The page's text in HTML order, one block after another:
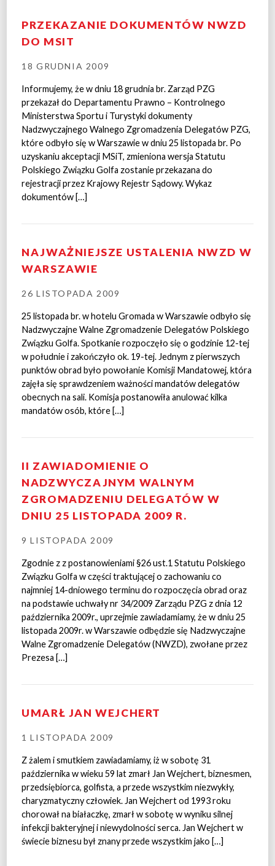
PRZEKAZANIE DOKUMENTÓW NWZD
DO MSIT
18 GRUDNIA 2009
Informujemy, że w dniu 18 grudnia br. Zarząd PZG
przekazał do Departamentu Prawno – Kontrolnego
Ministerstwa Sportu i Turystyki dokumenty
Nadzwyczajnego Walnego Zgromadzenia Delegatów PZG,
które odbyło się w Warszawie w dniu 25 listopada br. Po
uzyskaniu akceptacji MSiT, zmieniona wersja Statutu
Polskiego Związku Golfa zostanie przekazana do
rejestracji przez Krajowy Rejestr Sądowy. Wykaz
dokumentów […]
NAJWAŻNIEJSZE USTALENIA NWZD W
WARSZAWIE
26 LISTOPADA 2009
25 listopada br. w hotelu Gromada w Warszawie odbyło się
Nadzwyczajne Walne Zgromadzenie Delegatów Polskiego
Związku Golfa. Spotkanie rozpoczęło się o godzinie 12-tej
w południe i zakończyło ok. 19-tej. Jednym z pierwszych
punktów obrad było powołanie Komisji Mandatowej, która
zajęła się sprawdzeniem ważności mandatów delegatów
obecnych na sali. Komisja postanowiła anulować kilka
mandatów osób, które […]
II ZAWIADOMIENIE O
NADZWYCZAJNYM WALNYM
ZGROMADZENIU DELEGATÓW W
DNIU 25 LISTOPADA 2009 R.
9 LISTOPADA 2009
Zgodnie z z postanowieniami §26 ust.1 Statutu Polskiego
Związku Golfa w części traktującej o zachowaniu co
najmniej 14-dniowego terminu do rozpoczęcia obrad oraz
na podstawie uchwały nr 34/2009 Zarządu PZG z dnia 12
października 2009r., uprzejmie zawiadamiamy, że w dniu 25
listopada 2009r. w Warszawie odbędzie się Nadzwyczajne
Walne Zgromadzenie Delegatów (NWZD), zwołane przez
Prezesa […]
UMARŁ JAN WEJCHERT
1 LISTOPADA 2009
Z żalem i smutkiem zawiadamiamy, iż w sobotę 31
października w wieku 59 lat zmarł Jan Wejchert, biznesmen,
przedsiębiorca, golfista, a przede wszystkim niezwykły,
charyzmatyczny człowiek. Jan Wejchert od 1993 roku
chorował na białaczkę, zmarł w sobotę w wyniku silnej
infekcji bakteryjnej i niewydolności serca. Jan Wejchert w
świecie biznesu był znany przede wszystkim jako […]